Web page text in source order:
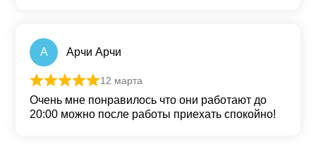
А Арчи Арчи
Оценка из 5
12 марта
Очень мне понравилось что они работают до
20:00 можно после работы приехать спокойно!